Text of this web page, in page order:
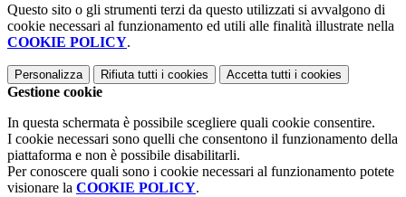
Questo sito o gli strumenti terzi da questo utilizzati si avvalgono di
cookie necessari al funzionamento ed utili alle finalità illustrate nella
COOKIE POLICY.
Personalizza Rifiuta tutti i cookies Accetta tutti i cookies
Gestione cookie
In questa schermata è possibile scegliere quali cookie consentire.
I cookie necessari sono quelli che consentono il funzionamento della
piattaforma e non è possibile disabilitarli.
Per conoscere quali sono i cookie necessari al funzionamento potete
visionare la COOKIE POLICY.